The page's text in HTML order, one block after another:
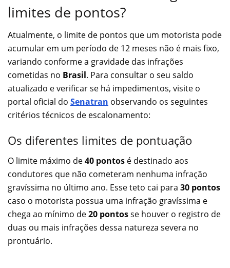
limites de pontos?
Atualmente, o limite de pontos que um motorista pode
acumular em um período de 12 meses não é mais fixo,
variando conforme a gravidade das infrações
cometidas no Brasil. Para consultar o seu saldo
atualizado e verificar se há impedimentos, visite o
portal oficial do Senatran observando os seguintes
critérios técnicos de escalonamento:
Os diferentes limites de pontuação
O limite máximo de40 pontos é destinado aos
condutores que não cometeram nenhuma infração
gravíssima no último ano. Esse teto cai para 30 pontos
caso o motorista possua uma infração gravíssima e
chega ao mínimo de20 pontosse houver o registro de
duas ou mais infrações dessa natureza severa no
prontuário.